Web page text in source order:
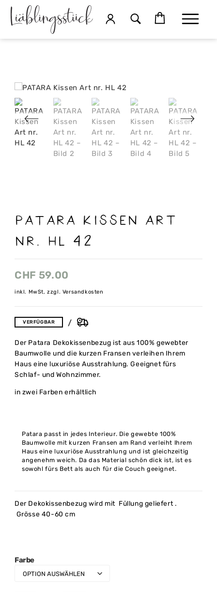
PATARA Kissen Art
nr. HL 42
CHF 59.00
inkl. MwSt, zzgl. Versandkosten
VERFÜGBAR
Der Patara Dekokissenbezug ist aus 100% gewebter
Baumwolle und die kurzen Fransen verleihen Ihrem
Haus eine luxuriöse Ausstrahlung. Geeignet fürs
Schlaf- und Wohnzimmer.
in zwei Farben erhältlich
Patara passt in jedes Interieur. Die gewebte 100%
Baumwolle mit kurzen Fransen am Rand verleiht Ihrem
Haus eine luxuriöse Ausstrahlung und ist gleichzeitig
angenehm weich. Da das Material schön dick ist, ist es
sowohl fürs Bett als auch für die Couch geeignet.
Der Dekokissenbezug wird mit Füllung geliefert .
Grösse 40-60 cm
Farbe